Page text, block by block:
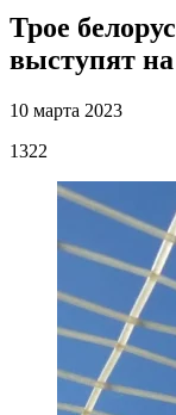
Трое
выступят
10 марта 2023
1322